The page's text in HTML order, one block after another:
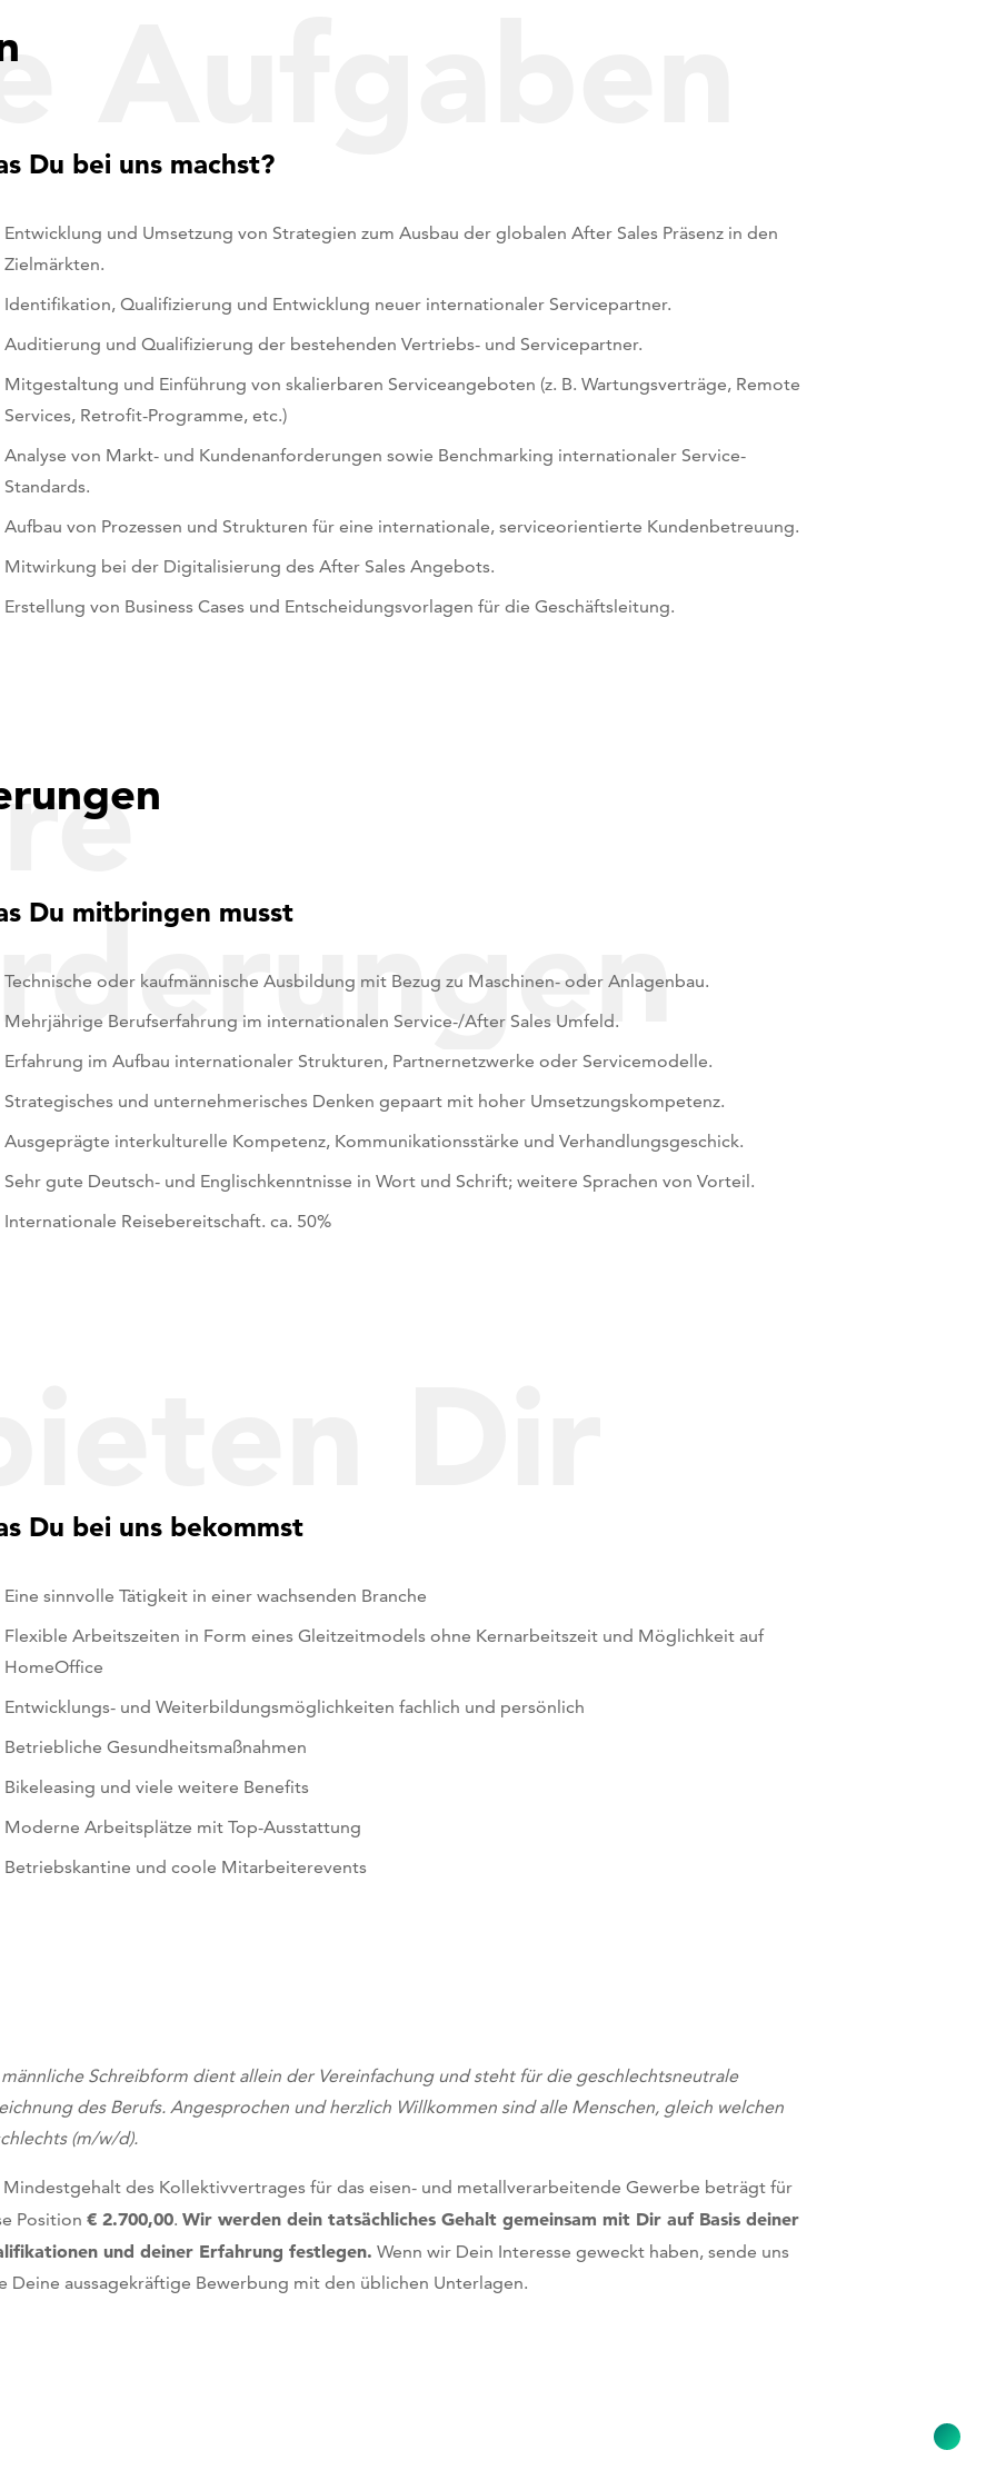
Aufgaben
Du bei uns machst?
Entwicklung und Umsetzung von Strategien zum Ausbau der globalen After Sales Präsenz in den
Zielmärkten.
Identifikation, Qualifizierung und Entwicklung neuer internationaler Servicepartner.
Auditierung und Qualifizierung der bestehenden Vertriebs- und Servicepartner.
Mitgestaltung und Einführung von skalierbaren Serviceangeboten (z. B. Wartungsverträge, Remote
Services, Retrofit-Programme, etc.)
Analyse von Markt- und Kundenanforderungen sowie Benchmarking internationaler Service-
Standards.
Aufbau von Prozessen und Strukturen für eine internationale, serviceorientierte Kundenbetreuung.
Mitwirkung bei der Digitalisierung des After Sales Angebots.
Erstellung von Business Cases und Entscheidungsvorlagen für die Geschäftsleitung.
Du mitbringen musst
Technische oder kaufmännische Ausbildung mit Bezug zu Maschinen- oder Anlagenbau.
Mehrjährige Berufserfahrung im internationalen Service-/After Sales Umfeld.
Erfahrung im Aufbau internationaler Strukturen, Partnernetzwerke oder Servicemodelle.
Strategisches und unternehmerisches Denken gepaart mit hoher Umsetzungskompetenz.
Ausgeprägte interkulturelle Kompetenz, Kommunikationsstärke und Verhandlungsgeschick.
Sehr gute Deutsch- und Englischkenntnisse in Wort und Schrift; weitere Sprachen von Vorteil.
Internationale Reisebereitschaft. ca. 50%
Du bei uns bekommst
Eine sinnvolle Tätigkeit in einer wachsenden Branche
Flexible Arbeitszeiten in Form eines Gleitzeitmodels ohne Kernarbeitszeit und Möglichkeit auf
HomeOffice
Entwicklungs- und Weiterbildungsmöglichkeiten fachlich und persönlich
Betriebliche Gesundheitsmaßnahmen
Bikeleasing und viele weitere Benefits
Moderne Arbeitsplätze mit Top-Ausstattung
Betriebskantine und coole Mitarbeiterevents
Schreibform dient allein der Vereinfachung und steht für die geschlechtsneutrale
des Berufs. Angesprochen und herzlich Willkommen sind alle Menschen, gleich welchen
(m/w/d).
Mindestgehalt des Kollektivvertrages für das eisen- und metallverarbeitende Gewerbe beträgt für
Position€ 2.700,00.Wir werden dein tatsächliches Gehalt gemeinsam mit Dir auf Basis deiner
und deiner Erfahrung festlegen. Wenn wir Dein Interesse geweckt haben, sende uns
Deine aussagekräftige Bewerbung mit den üblichen Unterlagen.